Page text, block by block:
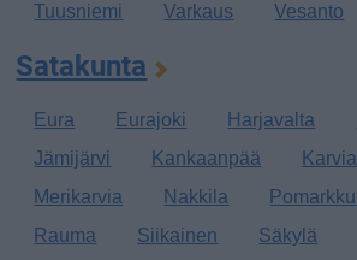
Tuusniemi
Varkaus Vesanto
Satakunta
Eura Eurajoki Harjavalta
Jämijärvi
Kankaanpää Karvia
Merikarvia
Nakkila Pomarkku
Rauma
Siikainen Säkylä